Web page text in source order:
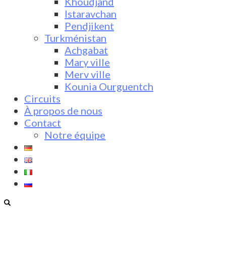
Istaravchan
Pendjikent
Turkménistan
Achgabat
Mary ville
Merv ville
Kounia Ourguentch
Circuits
À propos de nous
Contact
Notre équipe